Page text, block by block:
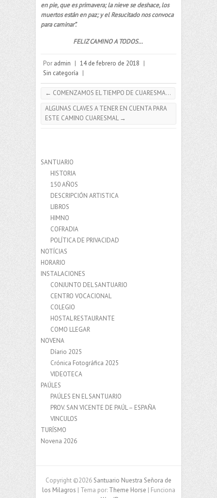
en pie, que es primavera; la nieve se deshace, los
muertos están en paz; y el Resucitado nos convoca
para caminar”.
FELIZ CAMINO A TODOS…
Por admin | 14 de febrero de 2018 |
Sin categoría |
← COMENZAMOS EL TIEMPO DE CUARESMA…
ALGUNAS CLAVES A TENER EN CUENTA PARA
ESTE CAMINO CUARESMAL→
SANTUARIO
HISTORIA
150 AÑOS
DESCRIPCIÓN ARTISTICA
LIBROS
HIMNO
COFRADIA
POLÍTICA DE PRIVACIDAD
NOTÍCIAS
HORARIO
INSTALACIONES
CONJUNTO DEL SANTUARIO
CENTRO VOCACIONAL
COLEGIO
HOSTAL RESTAURANTE
COMO LLEGAR
NOVENA
Díario 2025
Crónica Fotográfica 2025
VIDEOTECA
PAÚLES
PAÚLES EN EL SANTUARIO
PROV. SAN VICENTE DE PAÚL – ESPAÑA
VINCULOS
TURÍSMO
Novena 2026
Copyright ©2026 Santuario Nuestra Señora de
los Milagros | Tema por: Theme Horse | Funciona